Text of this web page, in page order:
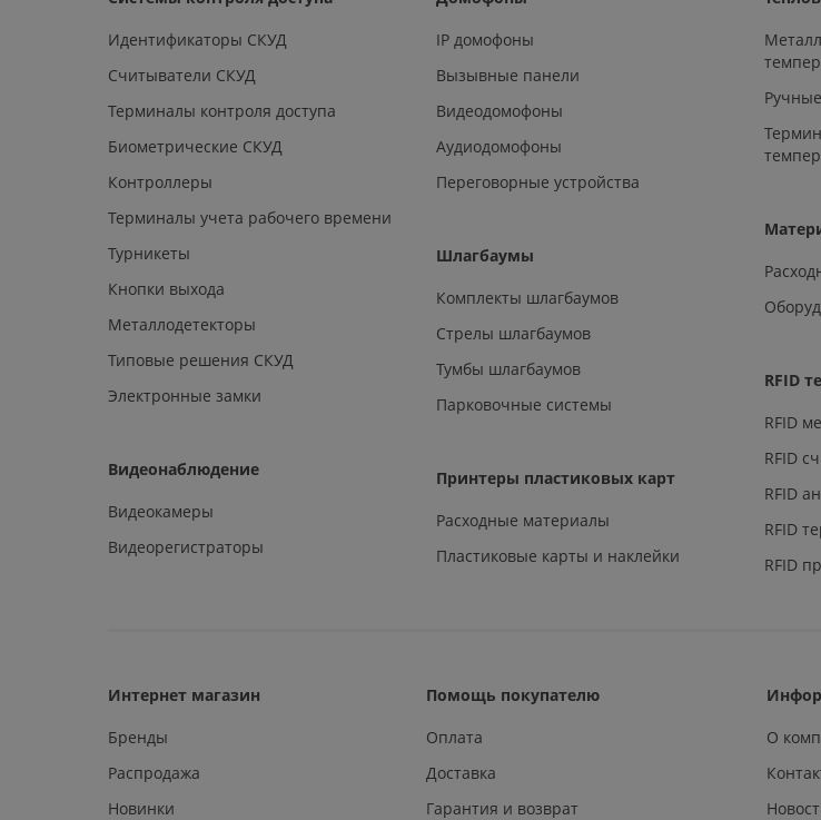
Идентификаторы СКУД
Считыватели СКУД
Терминалы контроля доступа
Биометрические СКУД
Контроллеры
Терминалы учета рабочего времени
Турникеты
Кнопки выхода
Металлодетекторы
Типовые решения СКУД
Электронные замки
Видеонаблюдение
Видеокамеры
Видеорегистраторы
IP домофоны
Вызывные панели
Видеодомофоны
Аудиодомофоны
Переговорные устройства
Шлагбаумы
Комплекты шлагбаумов
Стрелы шлагбаумов
Тумбы шлагбаумов
Парковочные системы
Принтеры пластиковых карт
Расходные материалы
Пластиковые карты и наклейки
RFID
RFID
RFID
RFID
RFID
RFID
Интернет магазин
Бренды
Распродажа
Новинки
Помощь покупателю
Оплата
Доставка
Гарантия и возврат
О